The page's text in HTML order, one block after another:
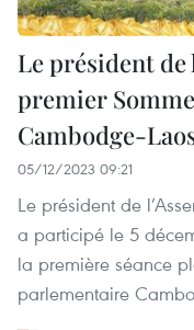
Le président de
premier
Cambodge-
05/12/2023 09:21
Le président de
a participé le 5
la première séance
parlementaire